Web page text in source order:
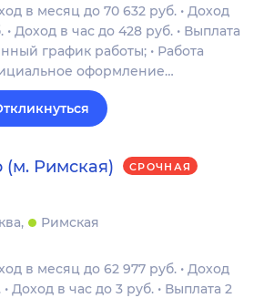
в месяц до 70 632 руб. • Доход
Доход в час до 428 руб. • Выплата
график работы; • Работа
оформление…
(м. Римская) СРОЧНАЯ
Римская
в месяц до 62 977 руб. • Доход
Доход в час до 3 руб. • Выплата 2